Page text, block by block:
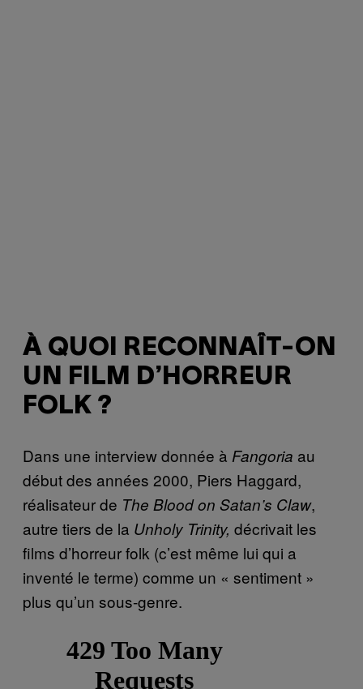
À QUOI RECONNAÎT-ON
UN FILM D’HORREUR
FOLK ?
Dans une interview donnée à Fangoria au
début des années 2000, Piers Haggard,
réalisateur de The Blood on Satan’s Claw,
autre tiers de la Unholy Trinity, décrivait les
films d’horreur folk (c’est même lui qui a
inventé le terme) comme un « sentiment »
plus qu’un sous-genre.